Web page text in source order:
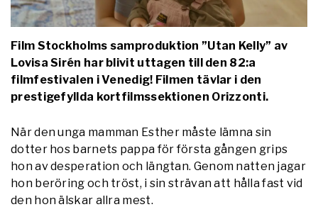
Film Stockholms samproduktion ”Utan Kelly” av
Lovisa Sirén har blivit uttagen till den 82:a
filmfestivalen i Venedig! Filmen tävlar i den
prestigefyllda kortfilmssektionen Orizzonti.
När den unga mamman Esther måste lämna sin
dotter hos barnets pappa för första gången grips
hon av desperation och längtan. Genom natten jagar
hon beröring och tröst, i sin strävan att hålla fast vid
den hon älskar allra mest.